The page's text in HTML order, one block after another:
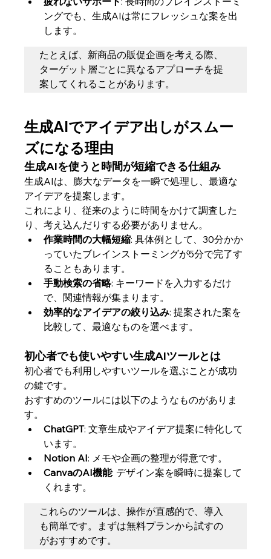
ングでも、生成AIは常にフレッシュな案を出
します。
たとえば、新商品の販促企画を考える際、
ターゲット層ごとに異なるアプローチを提
案してくれることがあります。
生成AIでアイデア出しがスムー
ズになる理由
生成AIを使うと時間が短縮できる仕組み
生成AIは、膨大なデータを一瞬で処理し、最適な
アイデアを提案します。
これにより、従来のように時間をかけて調査した
り、考え込んだりする必要がありません。
作業時間の大幅短縮: 具体例として、30分かか
っていたブレインストーミングが5分で完了す
ることもあります。
手動検索の省略: キーワードを入力するだけ
で、関連情報が集まります。
効率的なアイデアの絞り込み: 提案された案を
比較して、最適なものを選べます。
初心者でも使いやすい生成AIツールとは
初心者でも利用しやすいツールを選ぶことが成功
の鍵です。
おすすめのツールには以下のようなものがありま
す。
ChatGPT: 文章生成やアイデア提案に特化して
います。
Notion AI: メモや企画の整理が得意です。
CanvaのAI機能: デザイン案を瞬時に提案して
くれます。
これらのツールは、操作が直感的で、導入
も簡単です。まずは無料プランから試すの
がおすすめです。